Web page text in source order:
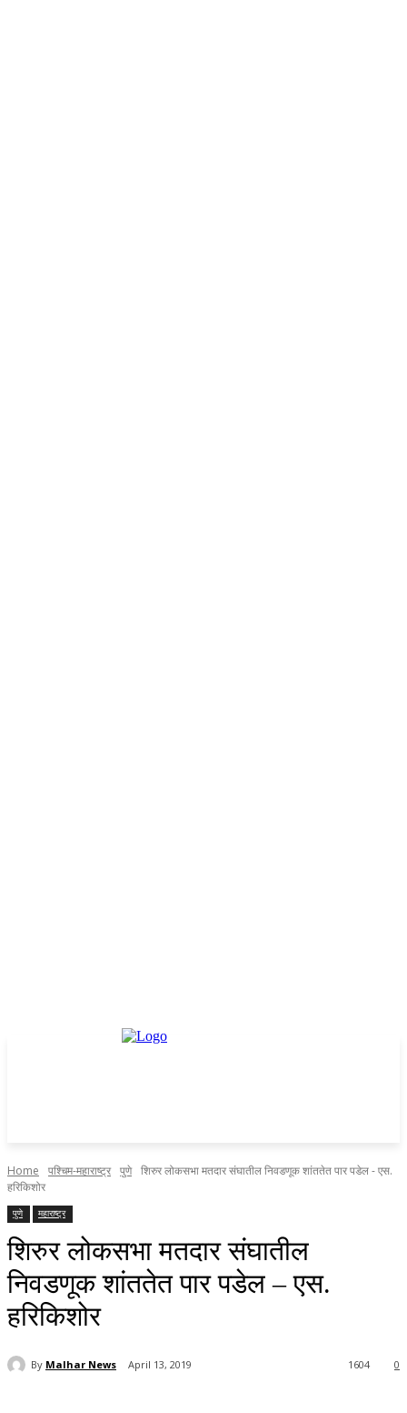
Home पश्चिम-महाराष्ट्र पुणे शिरुर लोकसभा मतदार संघातील निवडणूक शांततेत पार पडेल - एस.
हरिकिशोर
पुणे महाराष्ट्र
शिरुर लोकसभा मतदार संघातील
निवडणूक शांततेत पार पडेल – एस.
हरिकिशोर
By Malhar News April 13, 2019 0
1604